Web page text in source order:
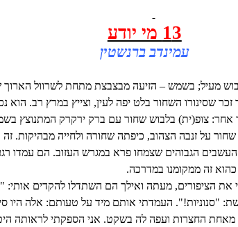
13 מי יודע
עמינדב ברנשטין
מעיל; בשמש – הזיעה מבצבצת מתחת לשרוול
שסינורו השחור בלט יפה לעין, וצייץ במרץ רב. הוא
צופ(ית) בלבוש שחור עם ברק ירקרק המתנוצץ
על זנבה הצהוב, כיפתה שחורה ולחייה מבהיקות.
הגבוהים שצמחו פרא במגרש העזוב. הם עמדו
כהוא זה ממקומנו במדרכה.
את הציפורים, מעתה ואילך הם השתדלו להקדים
"סנוניות!". העמדתי אותם מיד על טעותם: אלה היו
מאחת החצרות ועפה לה בשקט. אני הספקתי לראותה